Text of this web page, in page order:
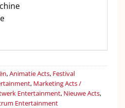
,Animatie Acts, Festival
, Marketing Acts /
Entertainment, Nieuwe Acts,
Entertainment